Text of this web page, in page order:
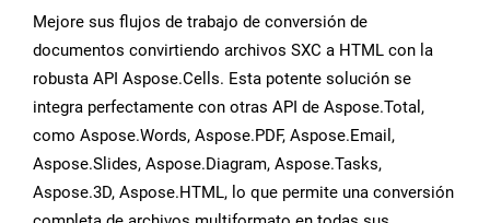
Mejore sus flujos de trabajo de conversión de
documentos convirtiendo archivos SXC a HTML con la
robusta API Aspose.Cells. Esta potente solución se
integra perfectamente con otras API de Aspose.Total,
como Aspose.Words, Aspose.PDF, Aspose.Email,
Aspose.Slides, Aspose.Diagram, Aspose.Tasks,
Aspose.3D, Aspose.HTML, lo que permite una conversión